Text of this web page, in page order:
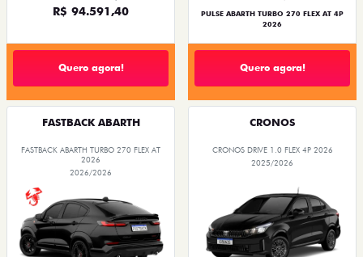
R$ 94.591,40
Quero agora!
PULSE ABARTH TURBO 270 FLEX AT 4P
2026
Quero agora!
FASTBACK ABARTH
FASTBACK ABARTH TURBO 270 FLEX AT
2026
2026/2026
CRONOS
CRONOS DRIVE 1.0 FLEX 4P 2026
2025/2026